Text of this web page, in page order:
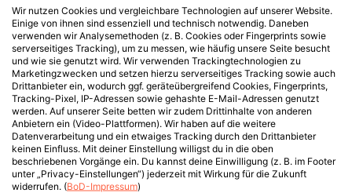
Wir nutzen Cookies und vergleichbare Technologien auf unserer Website.
Einige von ihnen sind essenziell und technisch notwendig. Daneben
verwenden wir Analysemethoden (z. B. Cookies oder Fingerprints sowie
serverseitiges Tracking), um zu messen, wie häufig unsere Seite besucht
und wie sie genutzt wird. Wir verwenden Trackingtechnologien zu
Marketingzwecken und setzen hierzu serverseitiges Tracking sowie auch
Drittanbieter ein, wodurch ggf. geräteübergreifend Cookies, Fingerprints,
Tracking-Pixel, IP-Adressen sowie gehashte E-Mail-Adressen genutzt
werden. Auf unserer Seite betten wir zudem Drittinhalte von anderen
Anbietern ein (Video-Plattformen). Wir haben auf die weitere
Datenverarbeitung und ein etwaiges Tracking durch den Drittanbieter
keinen Einfluss. Mit deiner Einstellung willigst du in die oben
beschriebenen Vorgänge ein. Du kannst deine Einwilligung (z. B. im Footer
unter „Privacy-Einstellungen“) jederzeit mit Wirkung für die Zukunft
widerrufen. (BoD-Impressum)